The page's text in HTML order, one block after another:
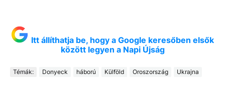
Itt állíthatja be, hogy a Google keresőben elsők
között legyen a Napi Újság
Témák: Donyeck háború Külföld Oroszország Ukrajna